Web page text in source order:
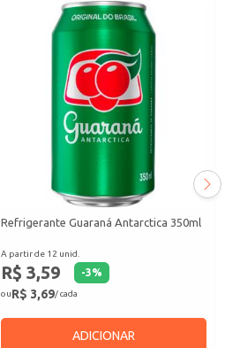
Refrigerante Guaraná Antarctica 350ml
A partir de 12 unid.
R$ 3,59 -3%
ouR$ 3,69/ cada
ADICIONAR